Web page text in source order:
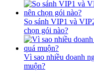
So sánh VIP1 và
chọn gói nào?
Vì sao nhiều doanh
muộn?